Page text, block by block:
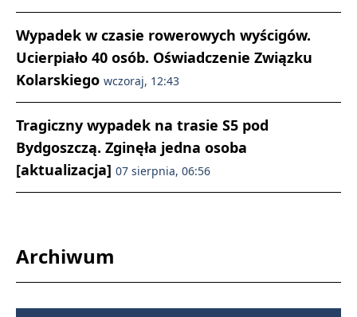
Wypadek w czasie rowerowych wyścigów.
Ucierpiało 40 osób. Oświadczenie Związku
Kolarskiego wczoraj, 12:43
Tragiczny wypadek na trasie S5 pod
Bydgoszczą. Zginęła jedna osoba
[aktualizacja] 07 sierpnia, 06:56
Archiwum